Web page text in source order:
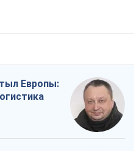
Европы: